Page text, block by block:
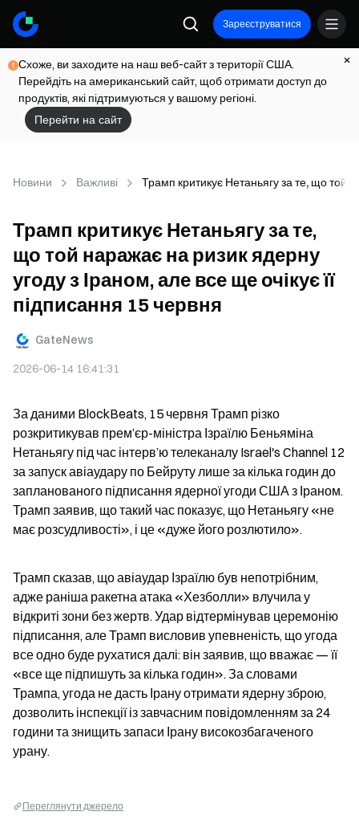
Зареєструватися
Схоже, ви заходите на наш веб-сайт з території США.
Перейдіть на американський сайт, щоб отримати доступ до
продуктів, які підтримуються у вашому регіоні.
Перейти на сайт
Новини Важливі Трамп критикує Нетаньягу за те, що той
Трамп критикує Нетаньягу за те,
що той наражає на ризик ядерну
угоду з Іраном, але все ще очікує її
підписання 15 червня
GateNews
2026-06-14 16:41:31
За даними BlockBeats, 15 червня Трамп різко
розкритикував прем’єр-міністра Ізраїлю Беньяміна
Нетаньягу під час інтерв’ю телеканалу Israel's Channel 12
за запуск авіаудару по Бейруту лише за кілька годин до
запланованого підписання ядерної угоди США з Іраном.
Трамп заявив, що такий час показує, що Нетаньягу «не
має розсудливості», і це «дуже його розлютило».
Трамп сказав, що авіаудар Ізраїлю був непотрібним,
адже раніша ракетна атака «Хезболли» влучила у
відкриті зони без жертв. Удар відтермінував церемонію
підписання, але Трамп висловив упевненість, що угода
все одно буде рухатися далі: він заявив, що вважає — її
«все ще підпишуть за кілька годин». За словами
Трампа, угода не дасть Ірану отримати ядерну зброю,
дозволить інспекції із завчасним повідомленням за 24
години та знищить запаси Ірану високозбагаченого
урану.
Переглянути джерело